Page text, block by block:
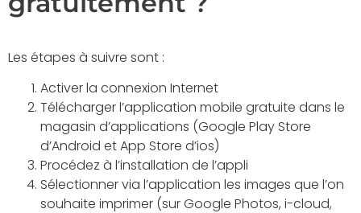
Les étapes à suivre sont :
Activer la connexion Internet
Télécharger l’application mobile gratuite dans le
magasin d’applications (Google Play Store
d’Android et App Store d’ios)
Procédez à l’installation de l’appli
Sélectionner via l’application les images que l’on
souhaite imprimer (sur Google Photos, i-cloud,